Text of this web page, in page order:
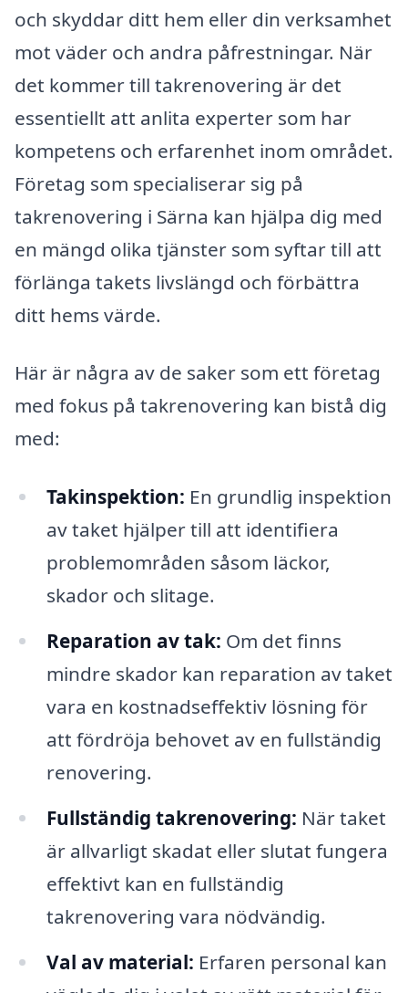
och skyddar ditt hem eller din verksamhet
mot väder och andra påfrestningar. När
det kommer till takrenovering är det
essentiellt att anlita experter som har
kompetens och erfarenhet inom området.
Företag som specialiserar sig på
takrenovering i Särna kan hjälpa dig med
en mängd olika tjänster som syftar till att
förlänga takets livslängd och förbättra
ditt hems värde.
Här är några av de saker som ett företag
med fokus på takrenovering kan bistå dig
med:
Takinspektion: En grundlig inspektion
av taket hjälper till att identifiera
problemområden såsom läckor,
skador och slitage.
Reparation av tak: Om det finns
mindre skador kan reparation av taket
vara en kostnadseffektiv lösning för
att fördröja behovet av en fullständig
renovering.
Fullständig takrenovering: När taket
är allvarligt skadat eller slutat fungera
effektivt kan en fullständig
takrenovering vara nödvändig.
Val av material: Erfaren personal kan